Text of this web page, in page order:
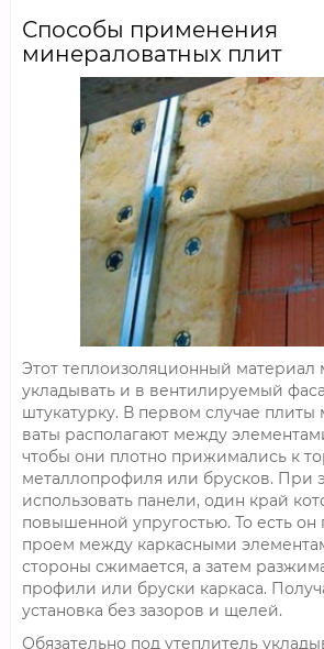
Способы применения
минераловатных плит
Этот теплоизоляционный материал
укладывать и в вентилируемый
штукатурку. В первом случае
ваты располагают между
чтобы они плотно прижимались к
металлопрофиля или брусков. При
использовать панели, один край
повышенной упругостью. То есть он
проем между каркасными
стороны сжимается, а затем
профили или бруски каркаса.
установка без зазоров и щелей.
Обязательно под утеплитель